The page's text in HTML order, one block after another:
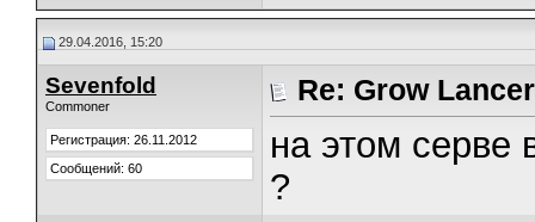
29.04.2016, 15:20
Sevenfold
Commoner
Регистрация: 26.11.2012
Сообщений: 60
Re: Grow Lancer
на этом серве
?